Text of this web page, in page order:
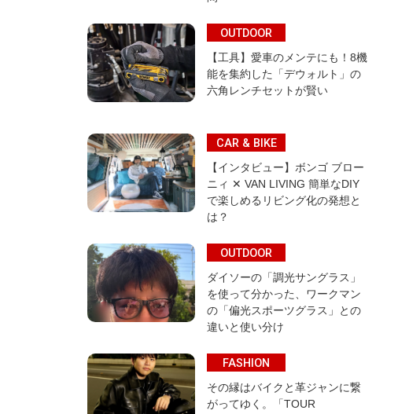
OUTDOOR
【工具】愛車のメンテにも！8機
能を集約した「デウォルト」の
六角レンチセットが賢い
CAR & BIKE
【インタビュー】ボンゴ ブロー
ニィ ✕ VAN LIVING 簡単なDIY
で楽しめるリビング化の発想と
は？
OUTDOOR
ダイソーの「調光サングラス」
を使って分かった、ワークマン
の「偏光スポーツグラス」との
違いと使い分け
FASHION
その縁はバイクと革ジャンに繋
がってゆく。「TOUR